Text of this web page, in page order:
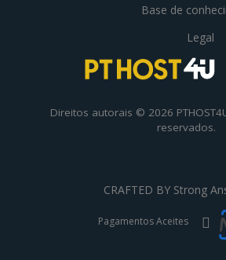
Base de
Legal
Direitos autorais © 2026
reservados.
CRAFTED BY Strong
Pagamentos Aceites